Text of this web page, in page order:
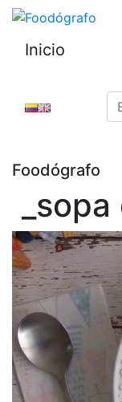
Inicio
Foodógrafo